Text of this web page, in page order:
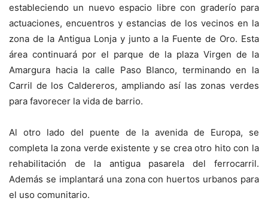
estableciendo un nuevo espacio libre con graderío para
actuaciones, encuentros y estancias de los vecinos en la
zona de la Antigua Lonja y junto a la Fuente de Oro. Esta
área continuará por el parque de la plaza Virgen de la
Amargura hacia la calle Paso Blanco, terminando en la
Carril de los Caldereros, ampliando así las zonas verdes
para favorecer la vida de barrio.
Al otro lado del puente de la avenida de Europa, se
completa la zona verde existente y se crea otro hito con la
rehabilitación de la antigua pasarela del ferrocarril.
Además se implantará una zona con huertos urbanos para
el uso comunitario.